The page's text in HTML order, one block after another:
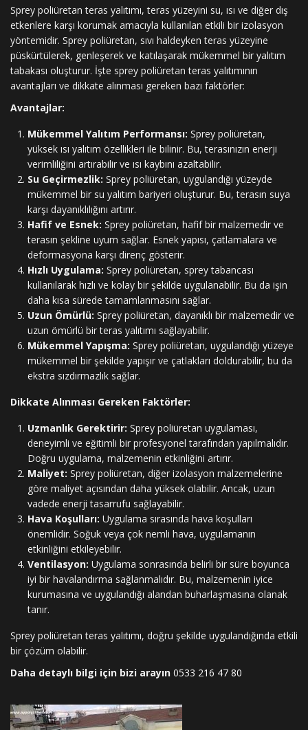
Sprey poliüretan teras yalıtımı, teras yüzeyini su, ısı ve diğer dış
etkenlere karşı korumak amacıyla kullanılan etkili bir izolasyon
yöntemidir. Sprey poliüretan, sıvı haldeyken teras yüzeyine
püskürtülerek, genleşerek ve katılaşarak mükemmel bir yalıtım
tabakası oluşturur. İşte sprey poliüretan teras yalıtımının
avantajları ve dikkate alınması gereken bazı faktörler:
Avantajlar:
Mükemmel Yalıtım Performansı: Sprey poliüretan,
yüksek ısı yalıtım özellikleri ile bilinir. Bu, terasınızın enerji
verimliliğini artırabilir ve ısı kaybını azaltabilir.
Su Geçirmezlik: Sprey poliüretan, uygulandığı yüzeyde
mükemmel bir su yalıtım bariyeri oluşturur. Bu, terasın suya
karşı dayanıklılığını artırır.
Hafif ve Esnek: Sprey poliüretan, hafif bir malzemedir ve
terasın şekline uyum sağlar. Esnek yapısı, çatlamalara ve
deformasyona karşı direnç gösterir.
Hızlı Uygulama: Sprey poliüretan, sprey tabancası
kullanılarak hızlı ve kolay bir şekilde uygulanabilir. Bu da işin
daha kısa sürede tamamlanmasını sağlar.
Uzun Ömürlü: Sprey poliüretan, dayanıklı bir malzemedir ve
uzun ömürlü bir teras yalıtımı sağlayabilir.
Mükemmel Yapışma: Sprey poliüretan, uygulandığı yüzeye
mükemmel bir şekilde yapışır ve çatlakları doldurabilir, bu da
ekstra sızdırmazlık sağlar.
Dikkate Alınması Gereken Faktörler:
Uzmanlık Gerektirir: Sprey poliüretan uygulaması,
deneyimli ve eğitimli bir profesyonel tarafından yapılmalıdır.
Doğru uygulama, malzemenin etkinliğini artırır.
Maliyet: Sprey poliüretan, diğer izolasyon malzemelerine
göre maliyet açısından daha yüksek olabilir. Ancak, uzun
vadede enerji tasarrufu sağlayabilir.
Hava Koşulları: Uygulama sırasında hava koşulları
önemlidir. Soğuk veya çok nemli hava, uygulamanın
etkinliğini etkileyebilir.
Ventilasyon: Uygulama sonrasında belirli bir süre boyunca
iyi bir havalandırma sağlanmalıdır. Bu, malzemenin iyice
kurumasına ve uygulandığı alandan buharlaşmasına olanak
tanır.
Sprey poliüretan teras yalıtımı, doğru şekilde uygulandığında etkili
bir çözüm olabilir.
Daha detaylı bilgi için bizi arayın 0533 216 47 80